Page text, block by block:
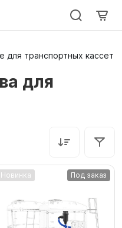
для транспортных кассет
для
Новинка Под заказ